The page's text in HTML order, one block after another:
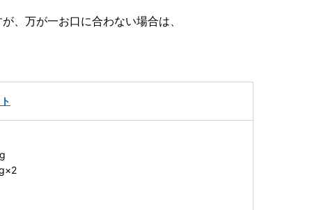
、万が一お口に合わない場合は、